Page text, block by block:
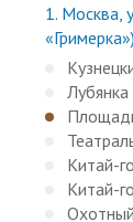
1. Москва,
«Гримерка»)
Лубянка
Китай-
Китай-